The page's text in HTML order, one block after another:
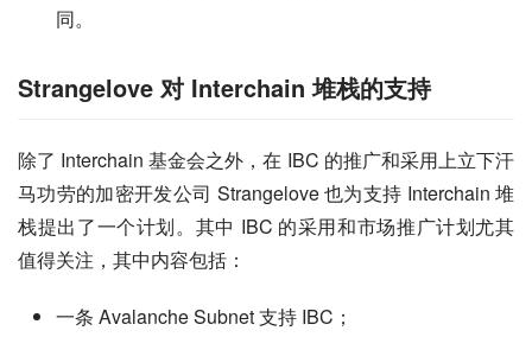
同。
Strangelove 对 Interchain 堆栈的支持
除了 Interchain 基金会之外，在 IBC 的推广和采用上立下汗
马功劳的加密开发公司 Strangelove 也为支持 Interchain 堆
栈提出了一个计划。其中 IBC 的采用和市场推广计划尤其
值得关注，其中内容包括：
一条 Avalanche Subnet 支持 IBC；